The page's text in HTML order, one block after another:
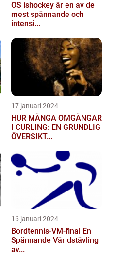
OS ishockey är en av de
mest spännande och
intensi...
17 januari 2024
HUR MÅNGA OMGÅNGAR
I CURLING: EN GRUNDLIG
ÖVERSIKT...
16 januari 2024
Bordtennis-VM-final En
Spännande Världstävling
av...